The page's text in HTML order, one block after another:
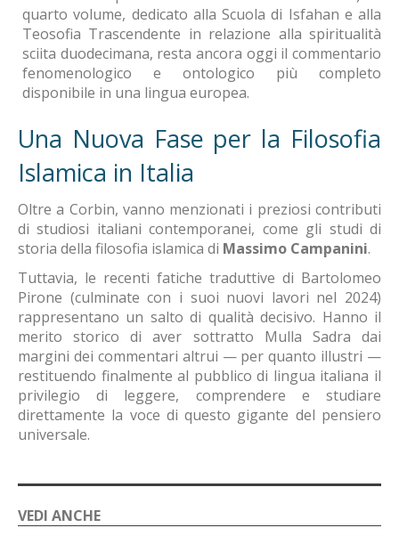
quarto volume, dedicato alla Scuola di Isfahan e alla
Teosofia Trascendente in relazione alla spiritualità
sciita duodecimana, resta ancora oggi il commentario
fenomenologico e ontologico più completo
disponibile in una lingua europea.
Una Nuova Fase per la Filosofia
Islamica in Italia
Oltre a Corbin, vanno menzionati i preziosi contributi
di studiosi italiani contemporanei, come gli studi di
storia della filosofia islamica di Massimo Campanini.
Tuttavia, le recenti fatiche traduttive di Bartolomeo
Pirone (culminate con i suoi nuovi lavori nel 2024)
rappresentano un salto di qualità decisivo. Hanno il
merito storico di aver sottratto Mulla Sadra dai
margini dei commentari altrui — per quanto illustri —
restituendo finalmente al pubblico di lingua italiana il
privilegio di leggere, comprendere e studiare
direttamente la voce di questo gigante del pensiero
universale.
VEDI ANCHE